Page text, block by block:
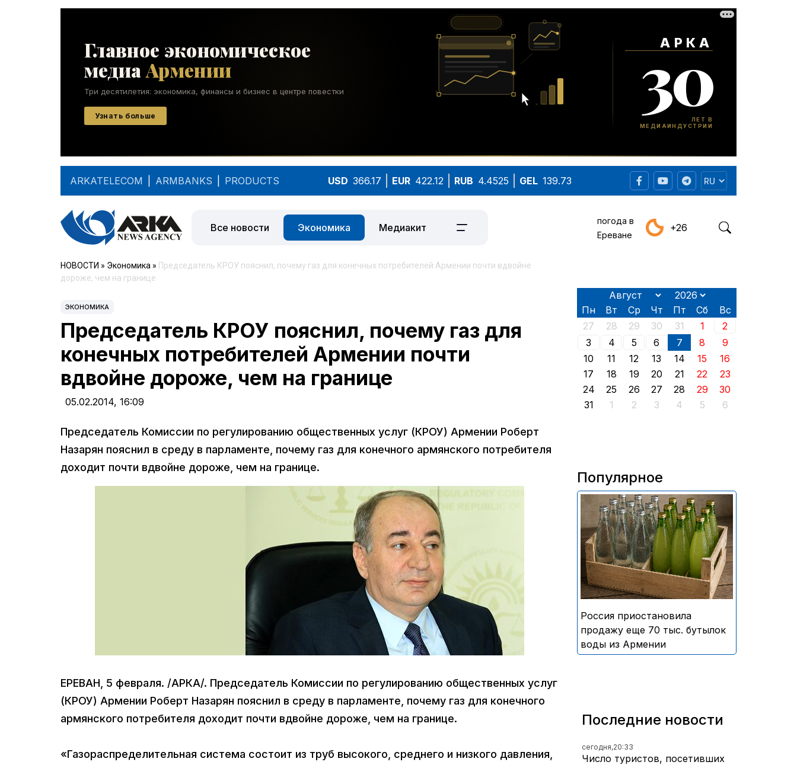
ARKATELECOM ARMBANKS PRODUCTS USD 366.17 EUR 422.12 RUB 4.4525 GEL 139.73
Все новости Экономика Медиакит
погода в
Ереване
+26
НОВОСТИ » Экономика » Председатель КРОУ пояснил, почему газ для конечных потребителей Армении почти вдвойне
дороже, чем на границе
ЭКОНОМИКА
Председатель КРОУ пояснил, почему газ для
конечных потребителей Армении почти
вдвойне дороже, чем на границе
05.02.2014, 16:09
Председатель Комиссии по регулированию общественных услуг (КРОУ) Армении Роберт
Назарян пояснил в среду в парламенте, почему газ для конечного армянского потребителя
доходит почти вдвойне дороже, чем на границе.
ЕРЕВАН, 5 февраля. /АРКА/. Председатель Комиссии по регулированию общественных услуг
(КРОУ) Армении Роберт Назарян пояснил в среду в парламенте, почему газ для конечного
армянского потребителя доходит почти вдвойне дороже, чем на границе.
«Газораспределительная система состоит из труб высокого, среднего и низкого давления,
Пн Вт Ср Чт Пт Сб
Вс
27
28 29 30 31 1
2
3
4 5 6 7 8
9
10
11 12 13 14 15
16
17
18 19 20 21 22
23
24
25 26 27 28 29
30
31
1 2 3 4 5 6
Популярное
В России приостановили
продажу более 70 тыс.
бутылок питьевой воды и
безалкогольных напитков
армянского производства
Россия приостановила
продажу еще 70 тыс. бутылок
воды из Армении
Последние новости
сегодня,20:33
Число туристов, посетивших